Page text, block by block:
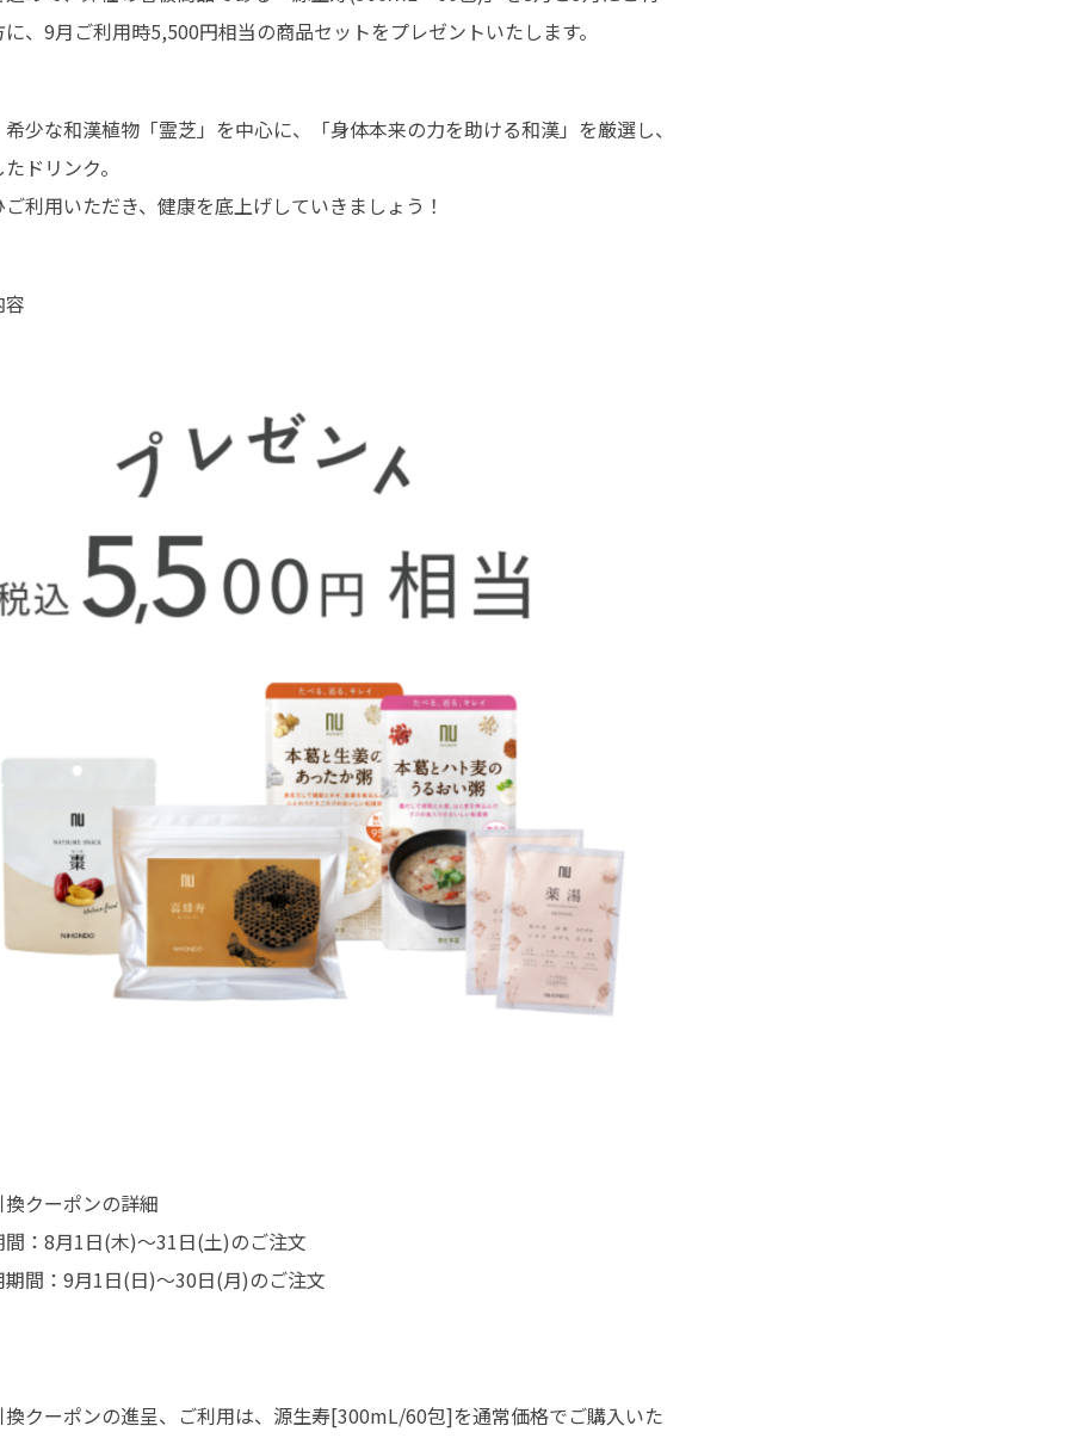
、9月ご利用時5,500円相当の商品セットをプレゼントいたします。
希少な和漢植物「霊芝」を中心に、「身体本来の力を助ける和漢」を厳選し、
ドリンク。
利用いただき、健康を底上げしていきましょう！
クーポンの詳細
間：8月1日(木)～31日(土)のご注文
期間：9月1日(日)～30日(月)のご注文
換クーポンの進呈、ご利用は、源生寿[300mL/60包]を通常価格でご購入いた